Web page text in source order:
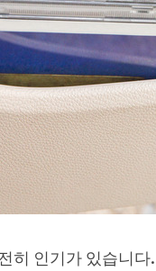
히 인기가 있습니